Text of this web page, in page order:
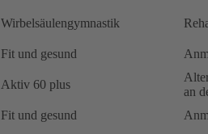
Wirbelsäulengymnastik
Fit und gesund
Aktiv 60 plus
an
Fit und gesund